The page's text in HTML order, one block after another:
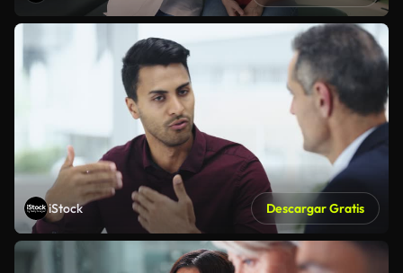
iStock Descargar Gratis